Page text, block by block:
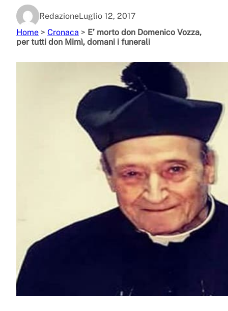
RedazioneLuglio 12, 2017
Home > Cronaca > E’ morto don Domenico Vozza,
per tutti don Mimì, domani i funerali